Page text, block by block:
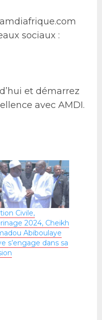
sociaux :
et démarrez
avec AMDI.
Civile,
2024, Cheikh
Abiboulaye
s’engage dans sa